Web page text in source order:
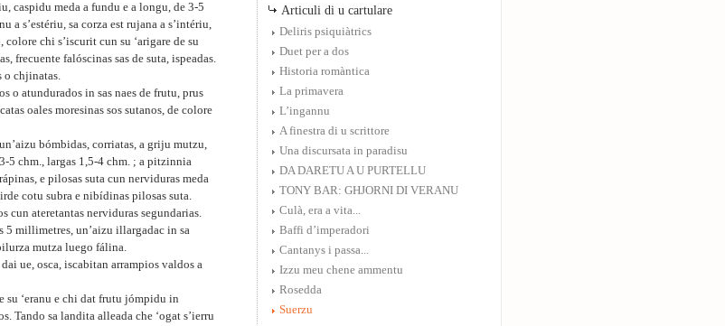
caspidu meda a fundu e a longu, de 3-5
s’estériu, sa corza est rujana a s’intériu,
chi s’iscurit cun su ‘arigare de su
frecuente falóscinas sas de suta, ispeadas.
o chjinatas.
o atundurados in sas naes de frutu, prus
oales moresinas sos sutanos, de colore
bómbidas, corriatas, a griju mutzu,
5 chm., largas 1,5-4 chm. ; a pitzinnia
e pilosas suta cun nerviduras meda
cotu subra e nibídinas pilosas suta.
cun ateretantas nerviduras segundarias.
5 millimetres, un’aizu illargadac in sa
mutza luego fálina.
ue, osca, iscabitan arrampios valdos a
su ‘eranu e chi dat frutu jómpidu in
Tando sa landita alleada che ‘ogat s’ierru
Articuli di u cartulare
Deliris psiquiàtrics
Duet per a dos
Historia romàntica
La primavera
L’ingannu
A finestra di u scrittore
Una discursata in paradisu
DA DARETU A U PURTELLU
TONY BAR: GHJORNI DI VERANU
Culà, era a vita...
Baffi d’imperadori
Cantanys i passa...
Izzu meu chene ammentu
Rosedda
Suerzu